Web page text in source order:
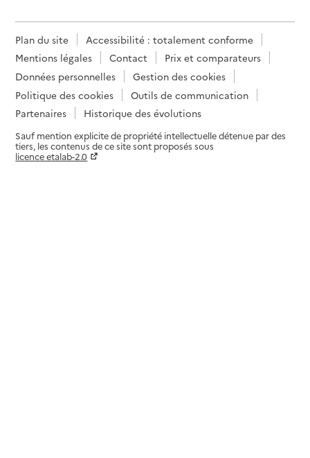
Plan du site
Accessibilité : totalement conforme
Mentions légales
Contact
Prix et comparateurs
Données personnelles
Gestion des cookies
Politique des cookies
Outils de communication
Partenaires
Historique des évolutions
Sauf mention explicite de propriété intellectuelle détenue par des
tiers, les contenus de ce site sont proposés sous
licence etalab-2.0